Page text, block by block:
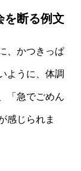
を断る例文
、かつきっぱ
ように、体調
「急でごめん
感じられま